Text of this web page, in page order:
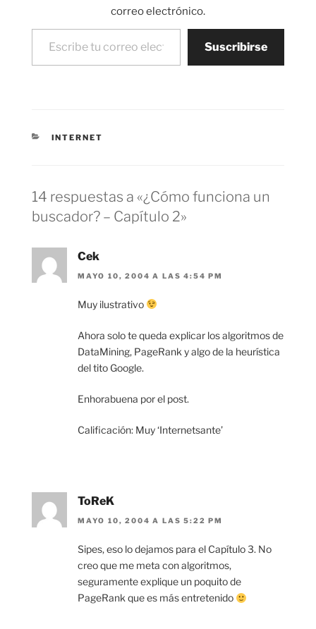
menos importante.
Se…
correo electrónico.
Escribe tu correo electrónico…
Suscribirse
CATEGORÍAS
INTERNET
14 respuestas a «¿Cómo funciona un
buscador? – Capítulo 2»
Cek
MAYO 10, 2004 A LAS 4:54 PM
Muy ilustrativo
Ahora solo te queda explicar los algoritmos de
DataMining, PageRank y algo de la heurística
del tito Google.
Enhorabuena por el post.
Calificación: Muy ‘Internetsante’
ToReK
MAYO 10, 2004 A LAS 5:22 PM
Sipes, eso lo dejamos para el Capítulo 3. No
creo que me meta con algoritmos,
seguramente explique un poquito de
PageRank que es más entretenido